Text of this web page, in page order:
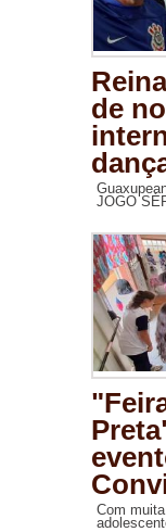
de
JOGO
Com